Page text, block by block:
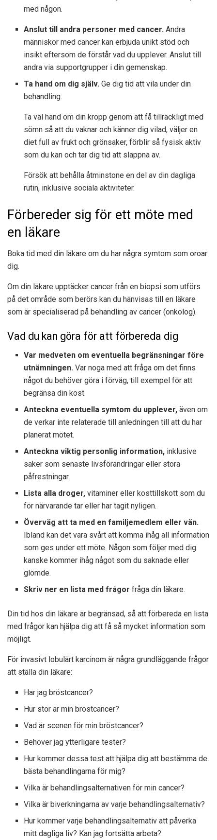
med någon.
Anslut till andra personer med cancer. Andra
människor med cancer kan erbjuda unikt stöd och
insikt eftersom de förstår vad du upplever. Anslut till
andra via supportgrupper i din gemenskap.
Ta hand om dig själv. Ge dig tid att vila under din
behandling.
Ta väl hand om din kropp genom att få tillräckligt med
sömn så att du vaknar och känner dig vilad, väljer en
diet full av frukt och grönsaker, förblir så fysisk aktiv
som du kan och tar dig tid att slappna av.
Försök att behålla åtminstone en del av din dagliga
rutin, inklusive sociala aktiviteter.
Förbereder sig för ett möte med
en läkare
Boka tid med din läkare om du har några symtom som oroar
dig.
Om din läkare upptäcker cancer från en biopsi som utförs
på det område som berörs kan du hänvisas till en läkare
som är specialiserad på behandling av cancer (onkolog).
Vad du kan göra för att förbereda dig
Var medveten om eventuella begränsningar före
utnämningen. Var noga med att fråga om det finns
något du behöver göra i förväg, till exempel för att
begränsa din kost.
Anteckna eventuella symtom du upplever, även om
de verkar inte relaterade till anledningen till att du har
planerat mötet.
Anteckna viktig personlig information, inklusive
saker som senaste livsförändringar eller stora
påfrestningar.
Lista alla droger, vitaminer eller kosttillskott som du
för närvarande tar eller har tagit nyligen.
Överväg att ta med en familjemedlem eller vän.
Ibland kan det vara svårt att komma ihåg all information
som ges under ett möte. Någon som följer med dig
kanske kommer ihåg något som du saknade eller
glömde.
Skriv ner en lista med frågor fråga din läkare.
Din tid hos din läkare är begränsad, så att förbereda en lista
med frågor kan hjälpa dig att få så mycket information som
möjligt.
För invasivt lobulärt karcinom är några grundläggande frågor
att ställa din läkare:
Har jag bröstcancer?
Hur stor är min bröstcancer?
Vad är scenen för min bröstcancer?
Behöver jag ytterligare tester?
Hur kommer dessa test att hjälpa dig att bestämma de
bästa behandlingarna för mig?
Vilka är behandlingsalternativen för min cancer?
Vilka är biverkningarna av varje behandlingsalternativ?
Hur kommer varje behandlingsalternativ att påverka
mitt dagliga liv? Kan jag fortsätta arbeta?